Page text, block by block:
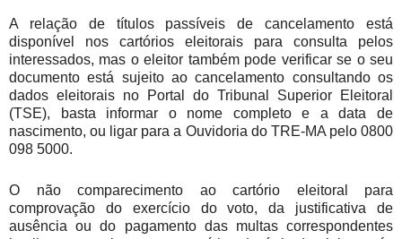
A relação de títulos passíveis de cancelamento está
disponível nos cartórios eleitorais para consulta pelos
interessados, mas o eleitor também pode verificar se o seu
documento está sujeito ao cancelamento consultando os
dados eleitorais no Portal do Tribunal Superior Eleitoral
(TSE), basta informar o nome completo e a data de
nascimento, ou ligar para a Ouvidoria do TRE-MA pelo 0800
098 5000.
O não comparecimento ao cartório eleitoral para
comprovação do exercício do voto, da justificativa de
ausência ou do pagamento das multas correspondentes